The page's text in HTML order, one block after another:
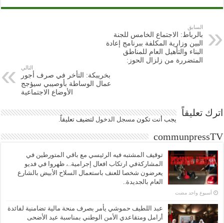
السابق
بالرباط: الاجتماع الخامس للجنة
البين وزارية المكلفة ببرنامج إعادة
البناء والتأهيل العام للمناطق
المتضررة من زلزال الحوز:
التالي
بخريبكة: التأخر في صرف أجور
عمال الوساطة بأوصيبي سيؤجج
الأوضاع الاجتماعية
اترك تعليقاً
يجب أنت تكون مسجل الدخول لتضيف تعليقاً.
communpressTV
توقيف المشتبه فيه الرئيسي مع باقي المتورطين في
المشاركةفي ارتكاب افعال إجرامية..، ظهروا في فديو
يعرضون شخصا للعنف باستعمال السلاح الأبيض بالشارع
العام بالجديدة..
‏أسبوع واحد مضت
عبد اللطيف حموشي يأمر بصرف منحة مالية تضامنية لفائدة
أرامل ومتقاعدي الأمن الوطني بمناسبة عيد الأضحى